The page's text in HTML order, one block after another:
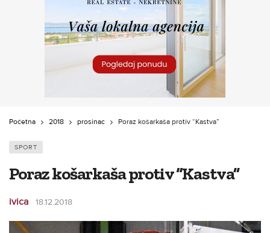
Početna 2018 prosinac Poraz košarkaša protiv “Kastva”
SPORT
Poraz košarkaša protiv “Kastva”
ivica 18.12.2018